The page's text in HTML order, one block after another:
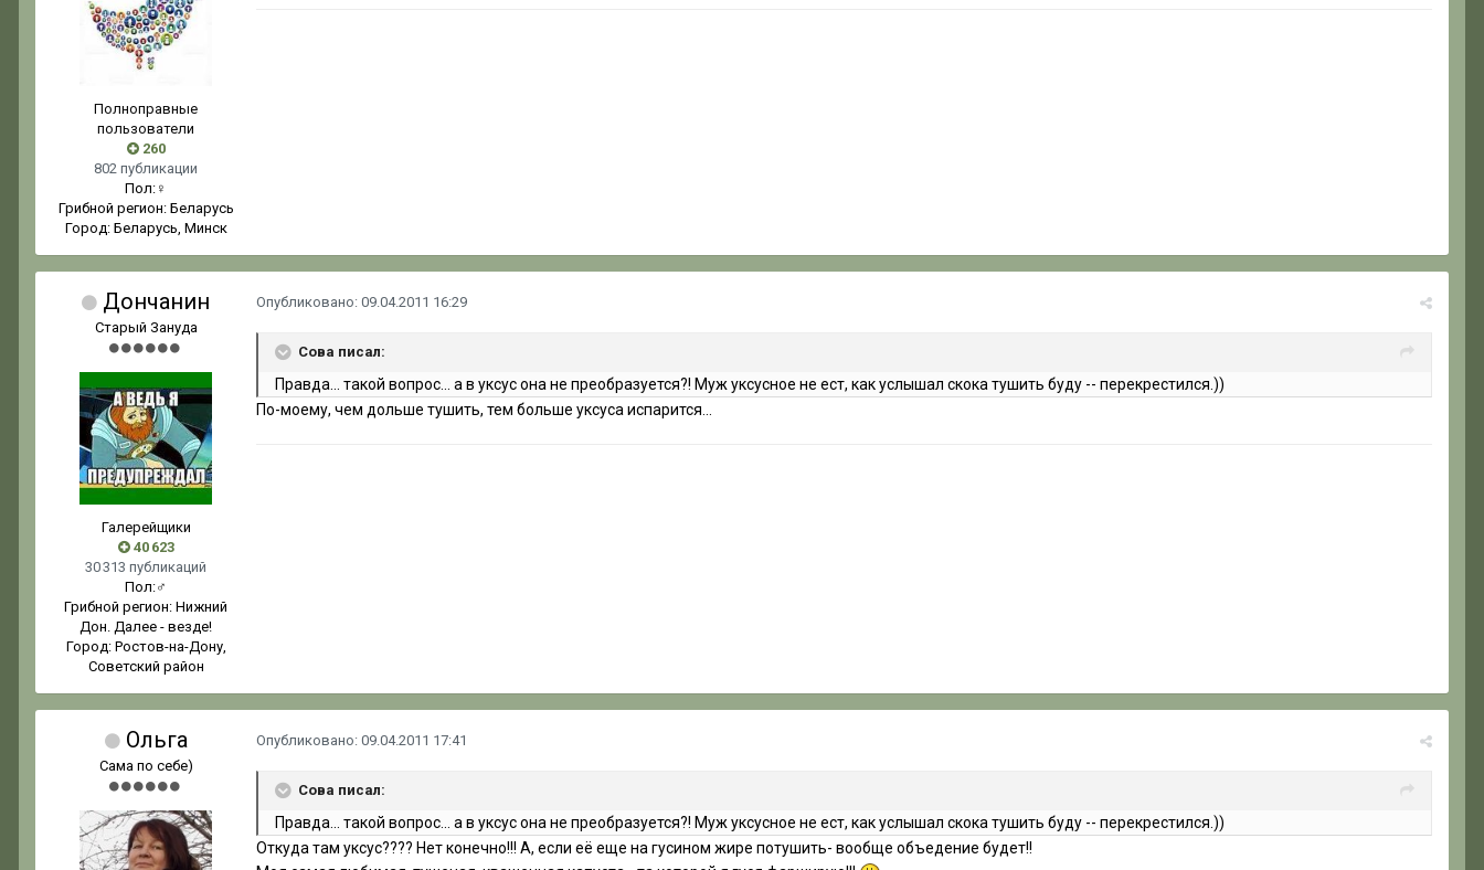
Полноправные
пользователи
260
802 публикации
Пол: ♀
Грибной регион: Беларусь
Город: Беларусь, Минск
Дончанин
Старый Зануда
Галерейщики
40 623
30 313 публикаций
Пол:♂
Грибной регион: Нижний
Дон. Далее - везде!
Город: Ростов-на-Дону,
Советский район
Опубликовано: 09.04.2011 16:29
Сова писал:
Правда... такой вопрос... а в уксус она не преобразуется?! Муж уксусное не ест, как услышал скока тушить буду -- перекрестился.))
По-моему, чем дольше тушить, тем больше уксуса испарится...
Ольга
Сама по себе)
Опубликовано: 09.04.2011 17:41
Сова писал:
Правда... такой вопрос... а в уксус она не преобразуется?! Муж уксусное не ест, как услышал скока тушить буду -- перекрестился.))
Откуда там уксус???? Нет конечно!!! А, если её еще на гусином жире потушить- вообще объедение будет!!